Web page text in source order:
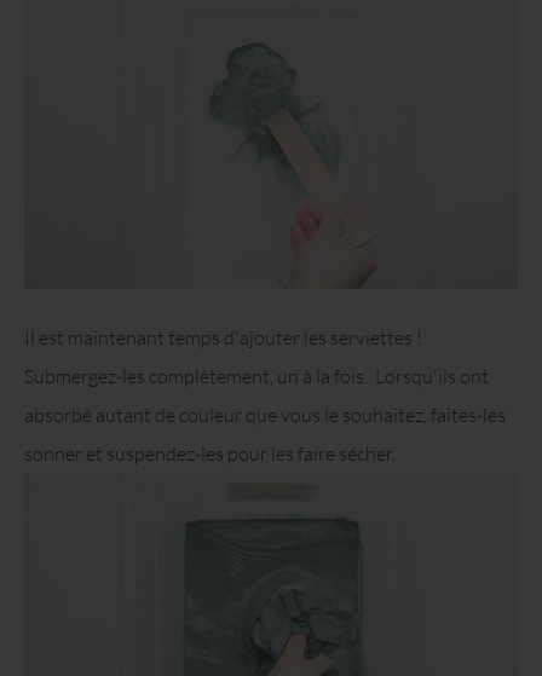
Il est maintenant temps d'ajouter les serviettes !
Submergez-les complètement, un à la fois. Lorsqu'ils ont
absorbé autant de couleur que vous le souhaitez, faites-les
sonner et suspendez-les pour les faire sécher.